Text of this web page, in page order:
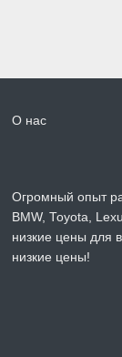
О нас
Огромный опыт
BMW, Toyota,
низкие цены для
низкие цены!